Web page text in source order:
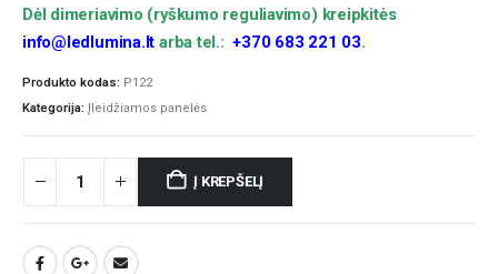
was:
€8.00.
is:
€6.95.
Dėl dimeriavimo (ryškumo reguliavimo) kreipkitės
info@ledlumina.lt arba tel.: +370 683 221 03.
Produkto kodas: P122
Kategorija:
Įleidžiamos panelės
Į KREPŠELĮ